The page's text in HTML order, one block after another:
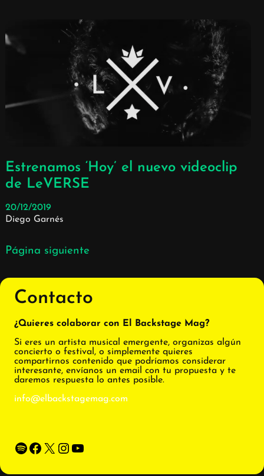
Estrenamos ‘Hoy’ el nuevo videoclip
de LeVERSE
20/12/2019
Diego Garnés
Página siguiente
Contacto
¿Quieres colaborar con El Backstage Mag?
Si eres un artista musical emergente, organizas algún
concierto o festival, o simplemente quieres
compartirnos contenido que podríamos considerar
interesante, envíanos un email con tu propuesta y te
daremos respuesta lo antes posible.
info@elbackstagemag.com
Spotify Facebook X Instagram YouTube